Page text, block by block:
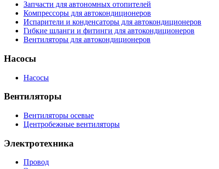
Запчасти для автономных отопителей
Компрессоры для автокондиционеров
Испарители и конденсаторы для автокондиционеров
Гибкие шланги и фитинги для автокондиционеров
Вентиляторы для автокондиционеров
Насосы
Насосы
Вентиляторы
Вентиляторы осевые
Центробежные вентиляторы
Электротехника
Провод